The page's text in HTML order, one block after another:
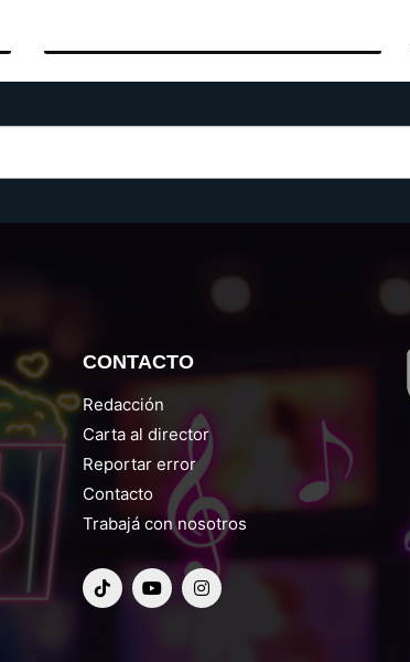
CONTACTO
Redacción
Carta al director
Reportar error
Contacto
Trabajá con nosotros